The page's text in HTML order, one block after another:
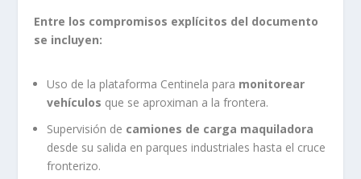
Entre los compromisos explícitos del documento
se incluyen:
Uso de la plataforma Centinela para monitorear
vehículos que se aproximan a la frontera.
Supervisión de camiones de carga maquiladora
desde su salida en parques industriales hasta el cruce
fronterizo.